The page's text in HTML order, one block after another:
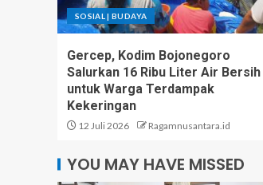
SOSIAL | BUDAYA
Gercep, Kodim Bojonegoro
Salurkan 16 Ribu Liter Air Bersih
untuk Warga Terdampak
Kekeringan
12 Juli 2026 Ragamnusantara.id
YOU MAY HAVE MISSED